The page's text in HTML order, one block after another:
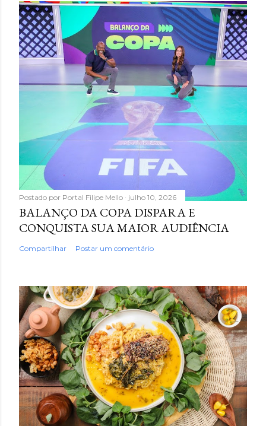
Postado por Portal Filipe Mello julho 10, 2026
BALANÇO DA COPA DISPARA E
CONQUISTA SUA MAIOR AUDIÊNCIA
Compartilhar Postar um comentário